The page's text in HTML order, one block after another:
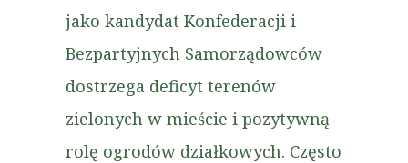
jako kandydat Konfederacji i
Bezpartyjnych Samorządowców
dostrzega deficyt terenów
zielonych w mieście i pozytywną
rolę ogrodów działkowych. Często